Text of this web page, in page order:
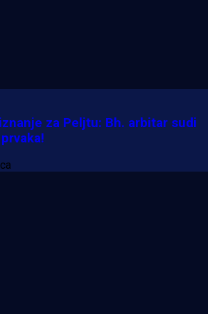
za Peljtu: Bh. arbitar sudi